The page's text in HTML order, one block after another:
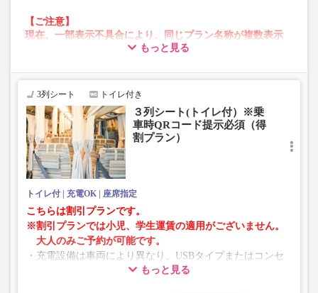
【ご注意】
現在、一部表示不具合により、同じプラン名称が複数表示
される場合がございます。
います。
お手数をおかけいたしますが、エラー表示が出た場合は、
たします。
もっと見る
3列シート トイレ付き
３列シート(トイレ付）※乗
車時QRコード提示必須（得
割プラン）
トイレ付 充電OK 座席指定
こちらは割引プランです。
※割引プランでは小児、学生運賃の適用がございません。
大人のみご予約が可能です。
・充電設備は車両により異なり、USBタイプまたはコンセ
ントタイプでのご用意となります。
もっと見る